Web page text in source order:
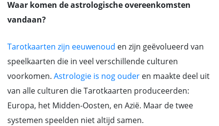
Waar komen de astrologische overeenkomsten
vandaan?
Tarotkaarten zijn eeuwenoud en zijn geëvolueerd van
speelkaarten die in veel verschillende culturen
voorkomen. Astrologie is nog ouder en maakte deel uit
van alle culturen die Tarotkaarten produceerden:
Europa, het Midden-Oosten, en Azië. Maar de twee
systemen speelden niet altijd samen.